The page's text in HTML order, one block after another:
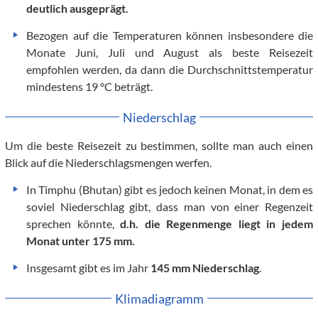
deutlich ausgeprägt.
Bezogen auf die Temperaturen können insbesondere die
Monate Juni, Juli und August als beste Reisezeit
empfohlen werden, da dann die Durchschnittstemperatur
mindestens 19 °C beträgt.
Niederschlag
Um die beste Reisezeit zu bestimmen, sollte man auch einen
Blick auf die Niederschlagsmengen werfen.
In Timphu (Bhutan) gibt es jedoch keinen Monat, in dem es
soviel Niederschlag gibt, dass man von einer Regenzeit
sprechen könnte,d.h. die Regenmenge liegt in jedem
Monat unter 175 mm.
Insgesamt gibt es im Jahr 145 mm Niederschlag.
Klimadiagramm